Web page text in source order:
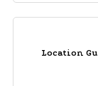
Location